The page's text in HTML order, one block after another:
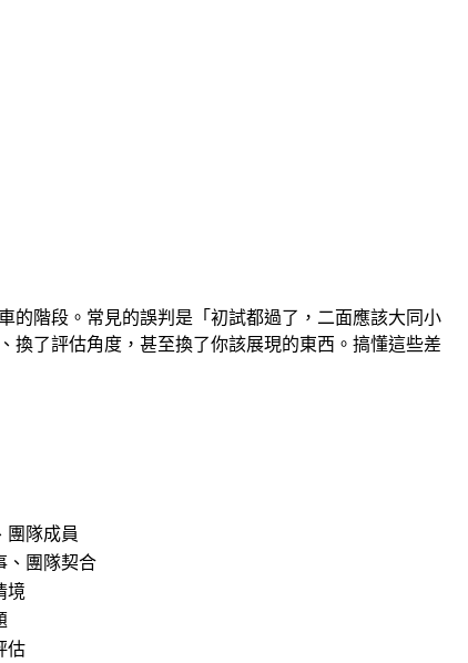
階段。常見的誤判是「初試都過了，二面應該大同小
換了評估角度，甚至換了你該展現的東西。搞懂這些差
團隊成員
、團隊契合
境
估